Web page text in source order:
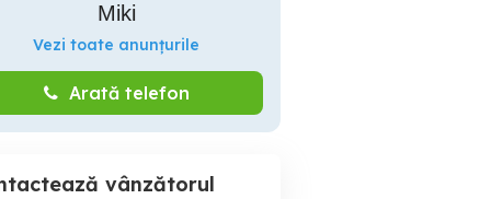
Miki
Vezi toate anunțurile
Arată telefon
vânzătorul